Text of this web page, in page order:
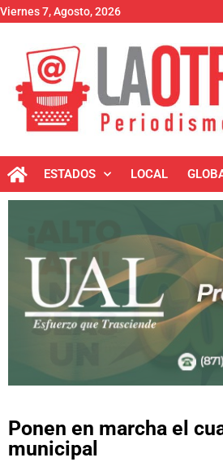
Viernes 7, Agosto, 2026
ESTADOS LOCAL
Ponen en marcha el
municipal